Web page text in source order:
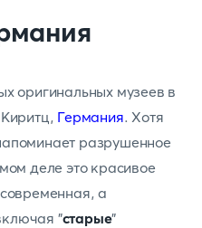
оригинальных музеев в
Германия. Хотя
разрушенное
деле это красивое
а
"старые"